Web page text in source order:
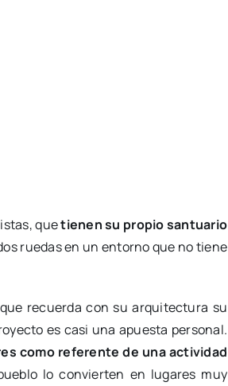
quetienen su propio santuario
ruedas en un entorno que no tiene
recuerda con su arquitectura su
es casi una apuesta personal.
como referente de una actividad
lo convierten en lugares muy